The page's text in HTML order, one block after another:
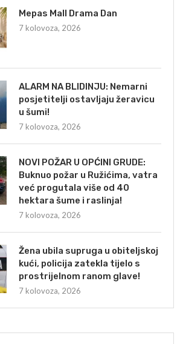
Mepas Mall Drama Dan
7 kolovoza, 2026
ALARM NA BLIDINJU: Nemarni
posjetitelji ostavljaju žeravicu
u šumi!
7 kolovoza, 2026
NOVI POŽAR U OPĆINI GRUDE:
Buknuo požar u Ružićima, vatra
već progutala više od 40
hektara šume i raslinja!
7 kolovoza, 2026
Žena ubila supruga u obiteljskoj
kući, policija zatekla tijelo s
prostrijelnom ranom glave!
7 kolovoza, 2026